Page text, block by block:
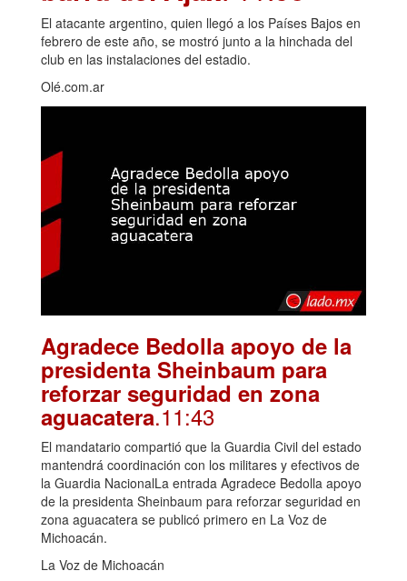
El atacante argentino, quien llegó a los Países Bajos en
febrero de este año, se mostró junto a la hinchada del
club en las instalaciones del estadio.
Olé.com.ar
Agradece Bedolla apoyo de la
presidenta Sheinbaum para
reforzar seguridad en zona
aguacatera.11:43
El mandatario compartió que la Guardia Civil del estado
mantendrá coordinación con los militares y efectivos de
la Guardia NacionalLa entrada Agradece Bedolla apoyo
de la presidenta Sheinbaum para reforzar seguridad en
zona aguacatera se publicó primero en La Voz de
Michoacán.
La Voz de Michoacán